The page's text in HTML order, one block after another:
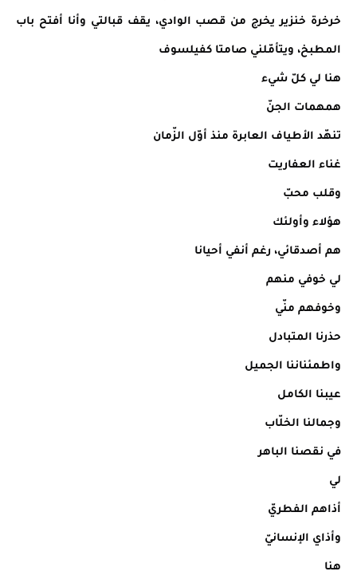
خرخرة خنزير يخرج من قصب الوادي، يقف قبالتي وأنا أفتح باب
المطبخ، ويتأمّلني صامتا كفيلسوف
هنا لي كلّ شيء
همهمات الجنّ
تنهّد الأطياف العابرة منذ أوّل الزّمان
غناء العفاريت
وقلب محبّ
هؤلاء وأولئك
هم أصدقائي، رغم أنفي أحيانا
لي خوفي منهم
وخوفهم منّي
حذرنا المتبادل
واطمئناننا الجميل
عيبنا الكامل
وجمالنا الخلّاب
في نقصنا الباهر
لي
أذاهم الفطريّ
وأذاي الإنسانيّ
هنا